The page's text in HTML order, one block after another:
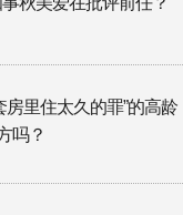
房里住太久的罪”的高龄
吗？